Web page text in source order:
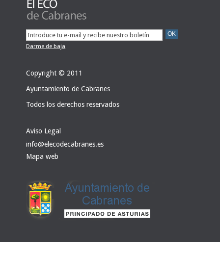
Darme de baja
Copyright © 2011
Ayuntamiento de Cabranes
Todos los derechos reservados
Aviso Legal
info@elecodecabranes.es
Mapa web